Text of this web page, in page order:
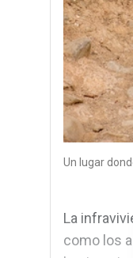
Un lugar
La
como los